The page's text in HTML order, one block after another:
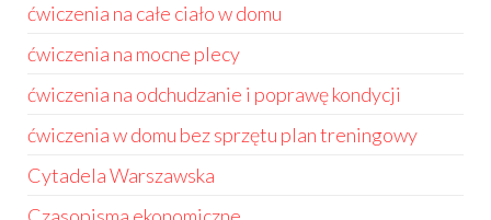
ćwiczenia na całe ciało w domu
ćwiczenia na mocne plecy
ćwiczenia na odchudzanie i poprawę kondycji
ćwiczenia w domu bez sprzętu plan treningowy
Cytadela Warszawska